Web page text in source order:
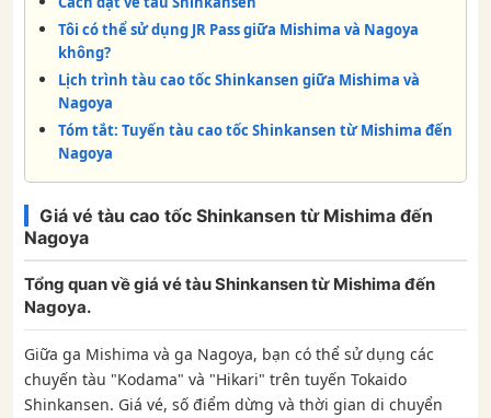
Tôi có thể sử dụng JR Pass giữa Mishima và Nagoya
không?
Lịch trình tàu cao tốc Shinkansen giữa Mishima và
Nagoya
Tóm tắt: Tuyến tàu cao tốc Shinkansen từ Mishima đến
Nagoya
Giá vé tàu cao tốc Shinkansen từ Mishima đến
Nagoya
Tổng quan về giá vé tàu Shinkansen từ Mishima đến
Nagoya.
Giữa ga Mishima và ga Nagoya, bạn có thể sử dụng các
chuyến tàu "Kodama" và "Hikari" trên tuyến Tokaido
Shinkansen. Giá vé, số điểm dừng và thời gian di chuyển